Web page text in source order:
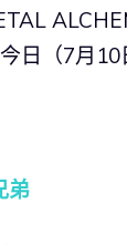
日（7月10
弟